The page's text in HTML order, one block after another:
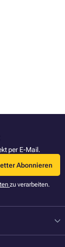
per E-Mail.
Abonnieren
zu verarbeiten.